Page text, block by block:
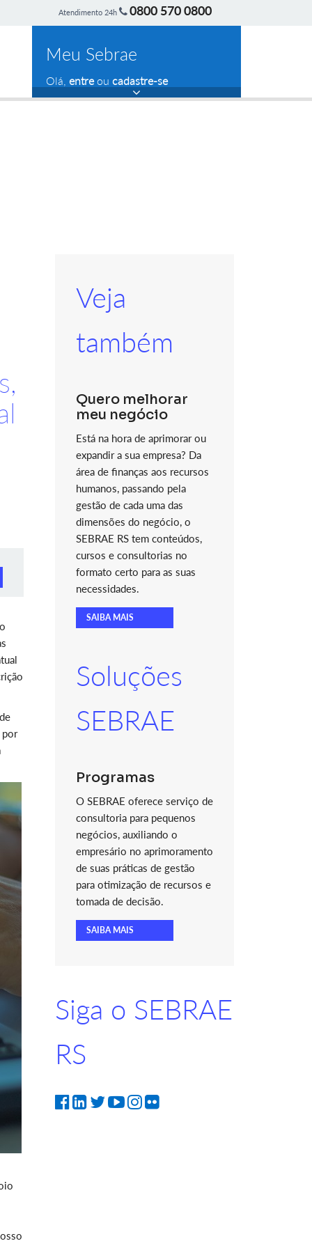
Atendimento 24h 0800 570 0800
Meu Sebrae
Olá, entreou cadastre-se
por
Veja
também
Quero melhorar
meu negócio
Está na hora de aprimorar ou
expandir a sua empresa? Da
área de finanças aos recursos
humanos, passando pela
gestão de cada uma das
dimensões do negócio, o
SEBRAE RS tem conteúdos,
cursos e consultorias no
formato certo para as suas
necessidades.
SAIBA MAIS
Soluções
SEBRAE
Programas
O SEBRAE oferece serviço de
consultoria para pequenos
negócios, auxiliando o
empresário no aprimoramento
de suas práticas de gestão
para otimização de recursos e
tomada de decisão.
SAIBA MAIS
Siga o SEBRAE
RS